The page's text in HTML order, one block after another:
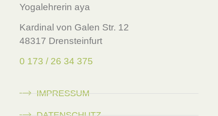
Yogalehrerin aya
Kardinal von Galen Str. 12
48317 Drensteinfurt
0 173 / 26 34 375
IMPRESSUM